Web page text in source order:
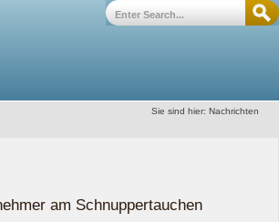
Sie sind hier:Nachrichten
am Schnuppertauchen